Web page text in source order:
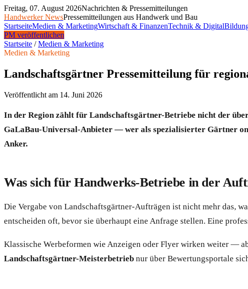
Freitag, 07. August 2026Nachrichten & Pressemitteilungen
Handwerker NewsPressemitteilungen aus Handwerk und Bau
StartseiteMedien & MarketingWirtschaft & FinanzenTechnik & Digital
PM veröffentlichen
Startseite /Medien & Marketing
Medien & Marketing
Landschaftsgärtner Pressemitteilung für
Veröffentlicht am 14. Juni 2026
In der Region zählt für Landschaftsgärtner-Betriebe nicht der
GaLaBau-Universal-Anbieter — wer als spezialisierter Gärtner
Anker.
Was sich für Handwerks-Betriebe in der
Die Vergabe von Landschaftsgärtner-Aufträgen ist nicht mehr das,
entscheiden oft, bevor sie überhaupt eine Anfrage stellen. Eine
Klassische Werbeformen wie Anzeigen oder Flyer wirken weiter —
Landschaftsgärtner-Meisterbetrieb nur über Bewertungsportale